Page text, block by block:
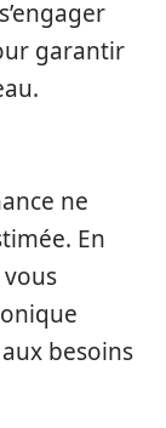
garantir
ne
En
besoins